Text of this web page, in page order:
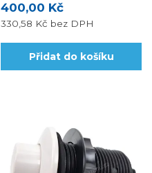
400,00 Kč
330,58 Kč bez DPH
Přidat do košíku